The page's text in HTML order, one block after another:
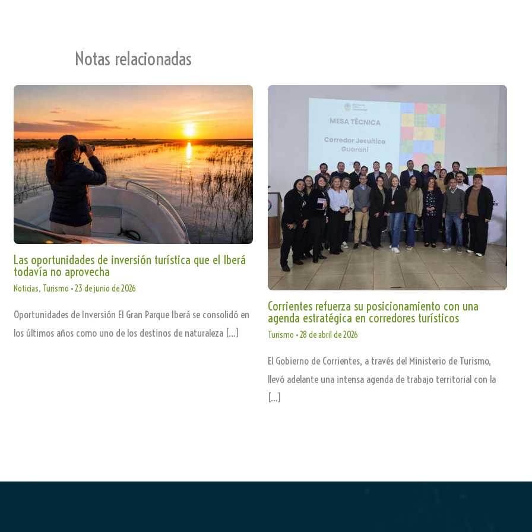
Notas relacionadas
Las oportunidades de inversión turística que el Iberá
todavía no aprovecha
Noticias, Turismo •23 de junio de 2026
Oportunidades de Inversión El Gran Parque Iberá se consolidó en
los últimos años como uno de los destinos de naturaleza […]
Corrientes refuerza su posicionamiento con una
agenda estratégica en corredores turísticos
Turismo •28 de abril de 2026
El Gobierno de Corrientes, a través del Ministerio de Turismo,
llevó adelante una intensa agenda de trabajo territorial con la
[…]